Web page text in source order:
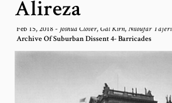
Alireza
Feb 15, 2018- Joshua Clover, Gal Kirn, Niloufar Tajeri
Archive Of Suburban Dissent 4- Barricades